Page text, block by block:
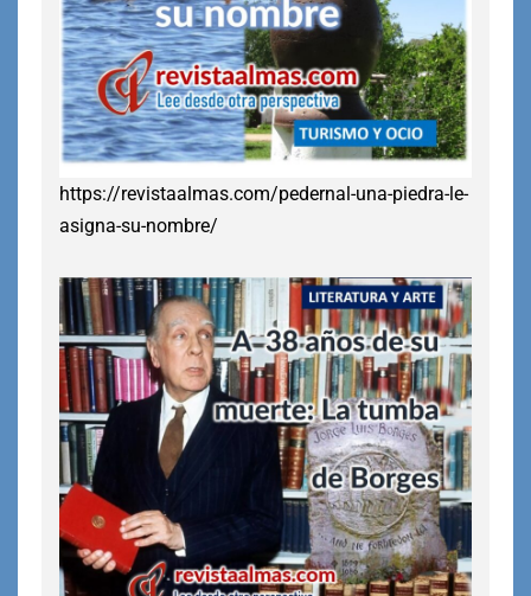
https://revistaalmas.com/pedernal-una-piedra-le-
asigna-su-nombre/